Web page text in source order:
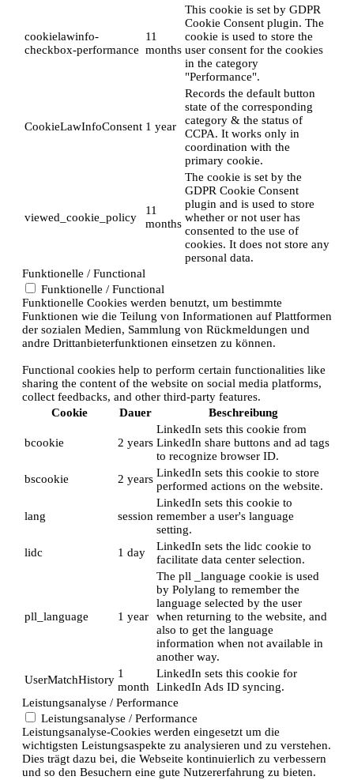
cookielawinfo-
checkbox-performance
11
months
This cookie is set by GDPR
Cookie Consent plugin. The
cookie is used to store the
user consent for the cookies
in the category
"Performance".
CookieLawInfoConsent 1 year
Records the default button
state of the corresponding
category & the status of
CCPA. It works only in
coordination with the
primary cookie.
viewed_cookie_policy
11
months
The cookie is set by the
GDPR Cookie Consent
plugin and is used to store
whether or not user has
consented to the use of
cookies. It does not store any
personal data.
Funktionelle / Functional
Funktionelle / Functional
Funktionelle Cookies werden benutzt, um bestimmte
Funktionen wie die Teilung von Informationen auf Plattformen
der sozialen Medien, Sammlung von Rückmeldungen und
andre Drittanbieterfunktionen einsetzen zu können.
Functional cookies help to perform certain functionalities like
sharing the content of the website on social media platforms,
collect feedbacks, and other third-party features.
Cookie
Dauer Beschreibung
bcookie 2 years
LinkedIn sets this cookie from
LinkedIn share buttons and ad tags
to recognize browser ID.
bscookie
2 years LinkedIn sets this cookie to store
performed actions on the website.
lang session
LinkedIn sets this cookie to
remember a user's language
setting.
lidc
1 day
LinkedIn sets the lidc cookie to
facilitate data center selection.
pll_language 1 year
The pll _language cookie is used
by Polylang to remember the
language selected by the user
when returning to the website, and
also to get the language
information when not available in
another way.
UserMatchHistory 1
month
LinkedIn sets this cookie for
LinkedIn Ads ID syncing.
Leistungsanalyse / Performance
Leistungsanalyse / Performance
Leistungsanalyse-Cookies werden eingesetzt um die
wichtigsten Leistungsaspekte zu analysieren und zu verstehen.
Dies trägt dazu bei, die Webseite kontinuierlich zu verbessern
und so den Besuchern eine gute Nutzererfahrung zu bieten.